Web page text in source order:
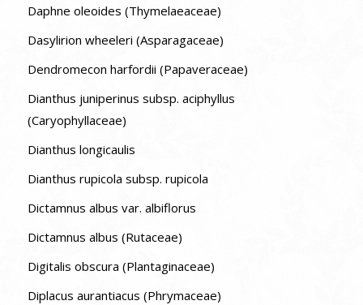
Daphne oleoides (Thymelaeaceae)
Dasylirion wheeleri (Asparagaceae)
Dendromecon harfordii (Papaveraceae)
Dianthus juniperinus subsp. aciphyllus
(Caryophyllaceae)
Dianthus longicaulis
Dianthus rupicola subsp. rupicola
Dictamnus albus var. albiflorus
Dictamnus albus (Rutaceae)
Digitalis obscura (Plantaginaceae)
Diplacus aurantiacus (Phrymaceae)